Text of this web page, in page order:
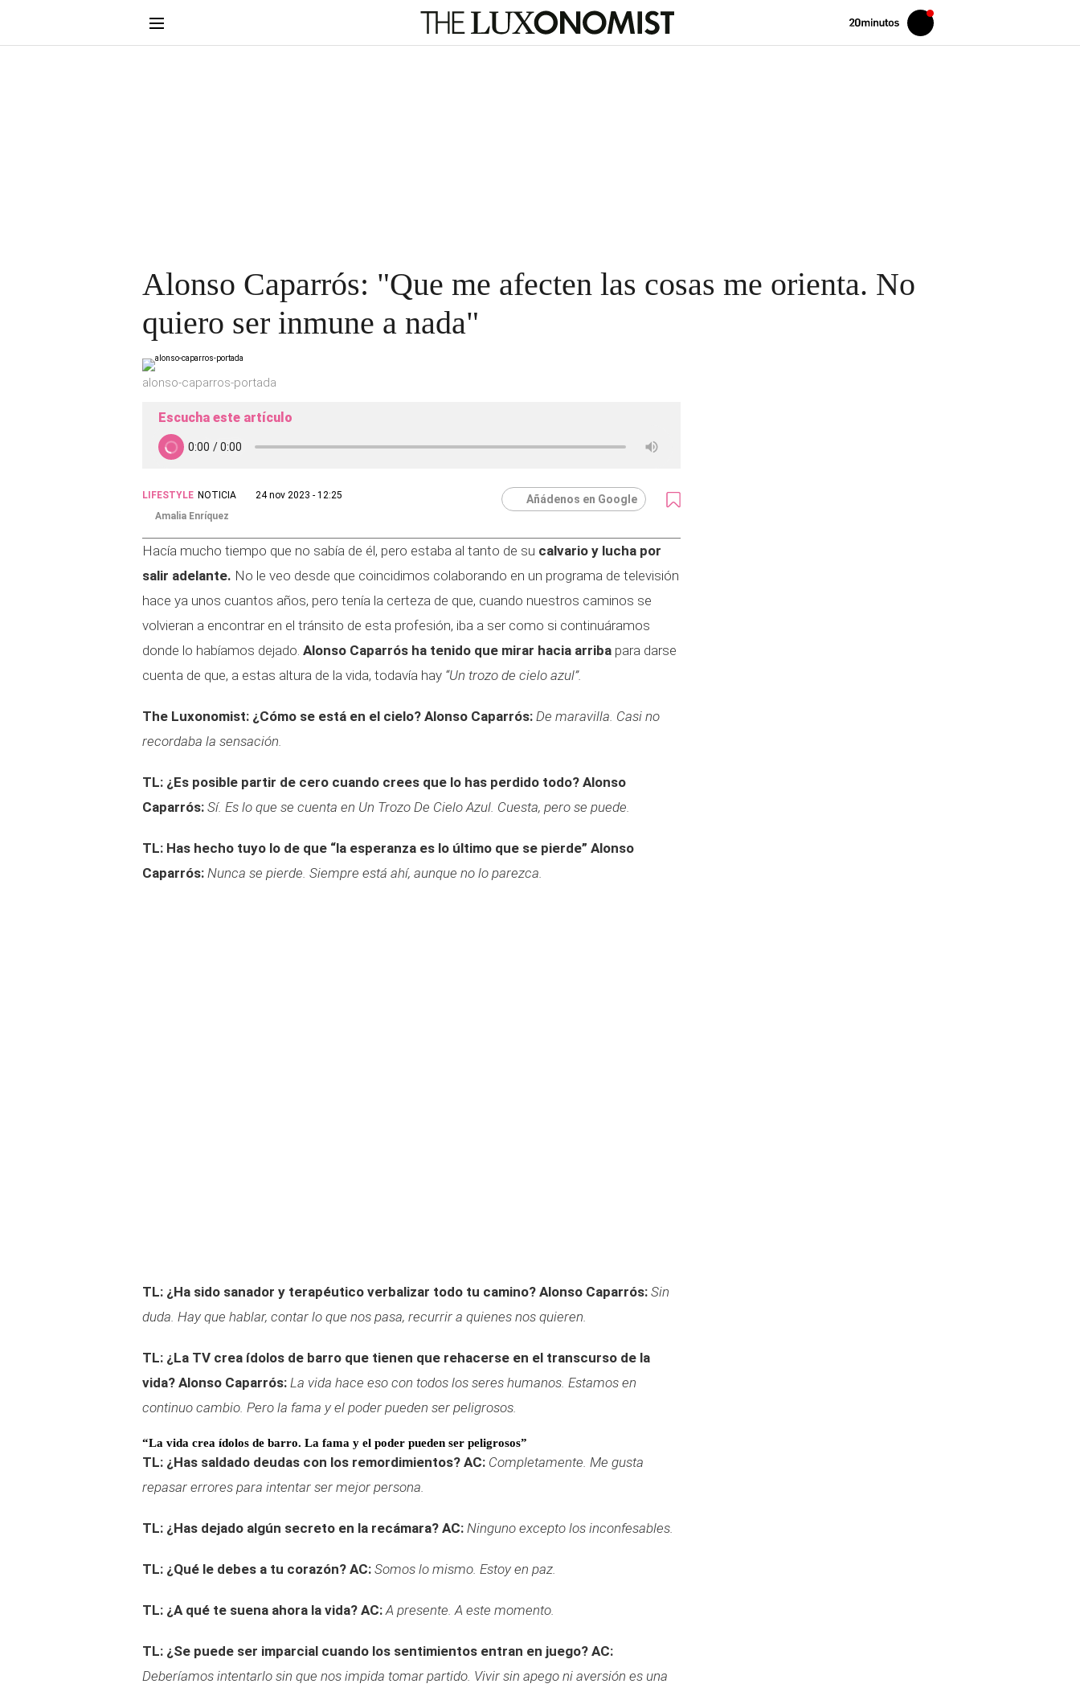
Volver
Iniciar
sesión
Alonso Caparrós: "Que me afecten las cosas me orienta. No
quiero ser inmune a nada"
alonso-caparros-portada
Escucha este artículo
LIFESTYLE NOTICIA
24 nov 2023 - 12:25
Amalia Enríquez
Añádenos en Google
Hacía mucho tiempo que no sabía de él, pero estaba al tanto de su calvario y lucha por
salir adelante. No le veo desde que coincidimos colaborando en un programa de televisión
hace ya unos cuantos años, pero tenía la certeza de que, cuando nuestros caminos se
volvieran a encontrar en el tránsito de esta profesión, iba a ser como si continuáramos
donde lo habíamos dejado. Alonso Caparrós ha tenido que mirar hacia arriba para darse
cuenta de que, a estas altura de la vida, todavía hay “Un trozo de cielo azul”.
The Luxonomist: ¿Cómo se está en el cielo? Alonso Caparrós: De maravilla. Casi no
recordaba la sensación.
TL: ¿Es posible partir de cero cuando crees que lo has perdido todo? Alonso
Caparrós: Sí. Es lo que se cuenta en Un Trozo De Cielo Azul. Cuesta, pero se puede.
TL: Has hecho tuyo lo de que “la esperanza es lo último que se pierde” Alonso
Caparrós: Nunca se pierde. Siempre está ahí, aunque no lo parezca.
TL: ¿Ha sido sanador y terapéutico verbalizar todo tu camino? Alonso Caparrós: Sin
duda. Hay que hablar, contar lo que nos pasa, recurrir a quienes nos quieren.
TL: ¿La TV crea ídolos de barro que tienen que rehacerse en el transcurso de la
vida? Alonso Caparrós: La vida hace eso con todos los seres humanos. Estamos en
continuo cambio. Pero la fama y el poder pueden ser peligrosos.
“La vida crea ídolos de barro. La fama y el poder pueden ser peligrosos”
TL: ¿Has saldado deudas con los remordimientos? AC: Completamente. Me gusta
repasar errores para intentar ser mejor persona.
TL: ¿Has dejado algún secreto en la recámara? AC: Ninguno excepto los inconfesables.
TL: ¿Qué le debes a tu corazón? AC: Somos lo mismo. Estoy en paz.
TL: ¿A qué te suena ahora la vida? AC: A presente. A este momento.
TL: ¿Se puede ser imparcial cuando los sentimientos entran en juego? AC:
Deberíamos intentarlo sin que nos impida tomar partido. Vivir sin apego ni aversión es una